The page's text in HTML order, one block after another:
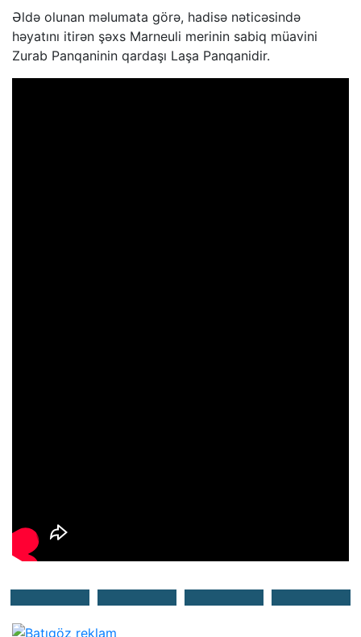
Əldə olunan məlumata görə, hadisə nəticəsində
həyatını itirən şəxs Marneuli merinin sabiq müavini
Zurab Panqaninin qardaşı Laşa Panqanidir.